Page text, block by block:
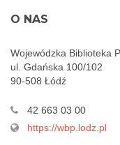
O NAS
Wojewódzka Biblioteka
ul. Gdańska 100/102
90-508 Łódź
42 663 03 00
https://wbp.lodz.pl